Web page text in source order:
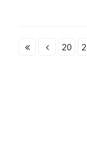
20